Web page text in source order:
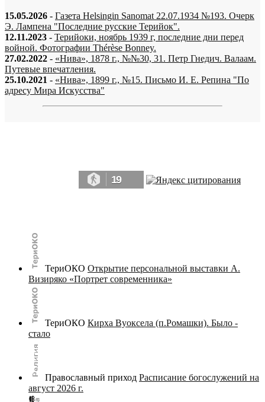
15.05.2026 - Газета Helsingin Sanomat 22.07.1934 №193. Очерк
Э. Лампена "Последние русские Терийок".
12.11.2023 - Терийоки, ноябрь 1939 г, последние дни перед
войной. Фотографии Thérèse Bonney.
27.02.2022 - «Нива», 1878 г., №№30, 31. Петр Гнедич. Валаам.
Путевые впечатления.
25.10.2021 - «Нива», 1899 г., №15. Письмо И. Е. Репина "По
адресу Мира Искусства"
19
ТериОКО Открытие персональной выставки А.
Визиряко «Портрет современника»
ТериОКО Кирха Вуоксела (п.Ромашки). Было -
стало
Православный приход Расписание богослужений на
август 2026 г.